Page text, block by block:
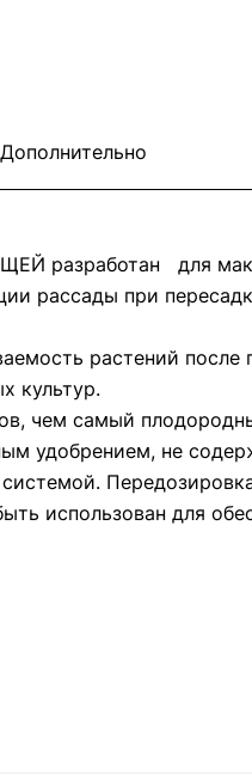
Дополнительно
разработан для
рассады при
растений после
культур.
чем самый
удобрением, не
для